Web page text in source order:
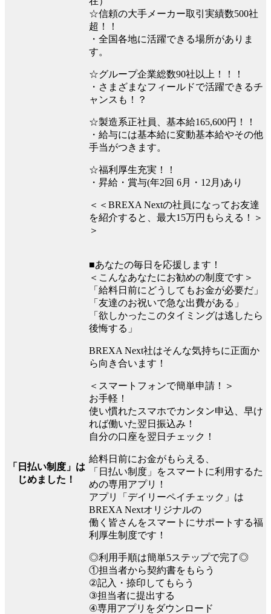
☆信頼の大手メーカー取引実績数500社
超！！
・全国各地に活躍できる場所がありま
す。
☆グループ企業総数90社以上！！！
・さまざまなフィールドで活躍できるチ
ャンスも！？
☆製造系正社員、基本給165,600円！！
・給与には基本給に変動基本給やその他
手当がつきます。
☆福利厚生充実！！
・昇給・賞与(年2回 6月・12月)あり
＜＜BREXA Nextの社員になってお友達
を紹介すると、最大15万円もらえる！＞
＞
「日払い制度」は
じめました！
■あなたの毎日を応援します！
＜こんなあなたにお勧めの制度です＞
「給料日前にどうしてもお金が必要だ」
「友達のお祝いで急な出費がある」
「欲しかったこのタイミングは逃したら
後悔する」
BREXA Next社はそんな気持ちに正面か
ら向き合います！
＜スマートフォンで簡単申請！＞
お手軽！
使い慣れたスマホでカンタン申込、早け
れば働いた翌日振込み！
自分の口座を翌日チェック！
給料日前にお金がもらえる、
「日払い制度」をスマートに利用するた
めの専用アプリ！
アプリ「デイリーペイチェック」は
BREXA Nextオリジナルの
働く皆さんをスマートにサポートする福
利厚生制度です！
◎利用手順は簡単5ステップで完了◎
①担当者から契約書をもらう
②記入・捺印してもらう
③担当者に提出する
④専用アプリをダウンロード